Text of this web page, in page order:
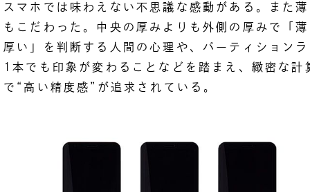
スマホでは味わえない不思議な感動がある。また
もこだわった。中央の厚みよりも外側の厚みで「
厚い」を判断する人間の心理や、パーティション
1本でも印象が変わることなどを踏まえ、緻密な計
で“高い精度感”が追求されている。